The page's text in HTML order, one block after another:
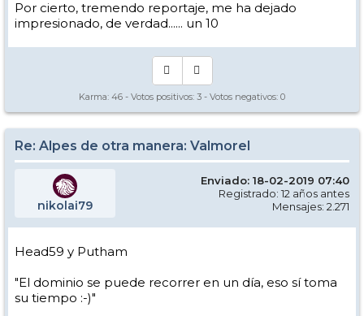
Por cierto, tremendo reportaje, me ha dejado
impresionado, de verdad...... un 10
Karma: 46 - Votos positivos: 3 - Votos negativos: 0
Re: Alpes de otra manera: Valmorel
nikolai79
Enviado: 18-02-2019 07:40
Registrado: 12 años antes
Mensajes: 2.271
Head59 y Putham
"El dominio se puede recorrer en un día, eso sí toma
su tiempo :-)"